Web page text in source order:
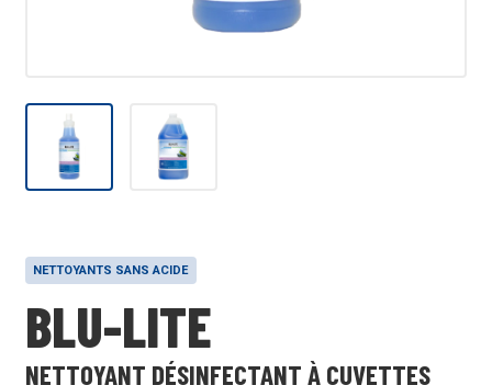
NETTOYANTS SANS ACIDE
BLU-LITE
NETTOYANT DÉSINFECTANT À CUVETTES